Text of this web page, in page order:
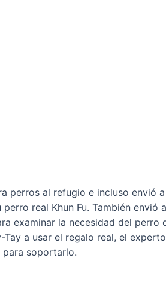
perros al refugio e incluso envió
real Khun Fu. También envió
examinar la necesidad del perro
a usar el regalo real, el
soportarlo.